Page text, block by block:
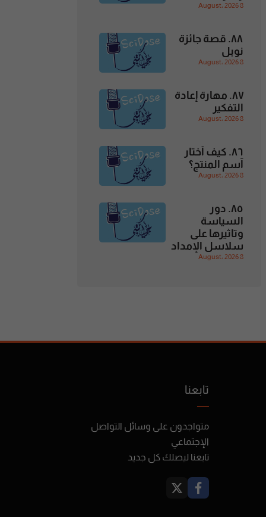
8 August، 2026
٨٨. قصة جائزة
نوبل
8 August، 2026
٨٧. مهارة إعادة
التفكير
8 August، 2026
٨٦. كيف أختار
آسم المنتج؟
8 August، 2026
٨٥. دور
السياسة
وتاثيرها على
سلاسل الإمداد
8 August، 2026
تابعنا
متواجدون على وسائل التواصل
الإجتماعي
تابعنا ليصلك كل جديد